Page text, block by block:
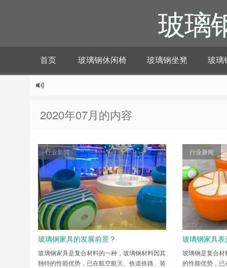
玻璃
首页 玻璃钢休闲椅 玻璃钢坐凳 玻璃
2020年07月的内容
行业新闻
玻璃钢家具的发展前景？
玻璃钢家具是复合材料的一种，玻璃钢材料因其
独特的性能优势，已在航空航天、铁道铁路、装
行业新闻
玻璃钢家具
玻璃钢是复合
的性能优势，